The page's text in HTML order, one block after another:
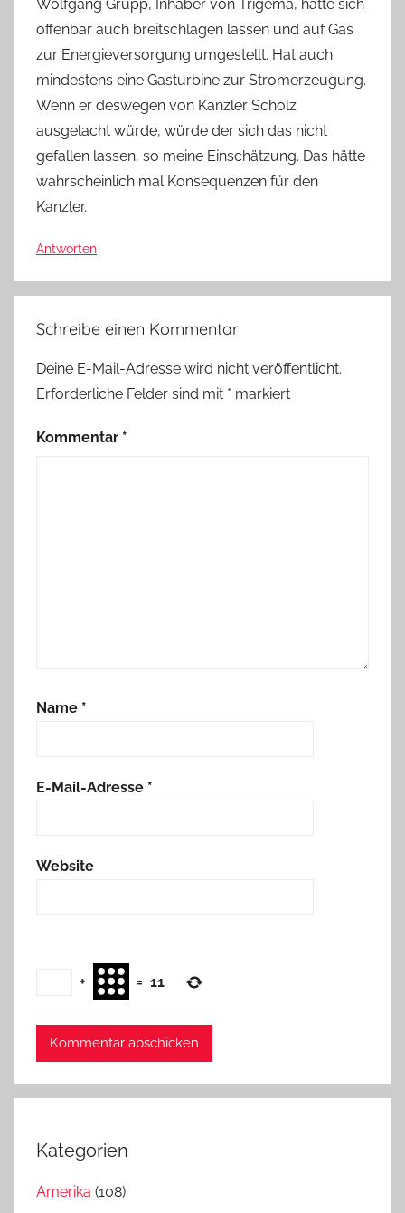
Wolfgang Grupp, Inhaber von Trigema, hatte sich
offenbar auch breitschlagen lassen und auf Gas
zur Energieversorgung umgestellt. Hat auch
mindestens eine Gasturbine zur Stromerzeugung.
Wenn er deswegen von Kanzler Scholz
ausgelacht würde, würde der sich das nicht
gefallen lassen, so meine Einschätzung. Das hätte
wahrscheinlich mal Konsequenzen für den
Kanzler.
Antworten
Schreibe einen Kommentar
Deine E-Mail-Adresse wird nicht veröffentlicht.
Erforderliche Felder sind mit * markiert
Kommentar *
Name *
E-Mail-Adresse *
Website
+ = 11
Kategorien
Amerika (108)